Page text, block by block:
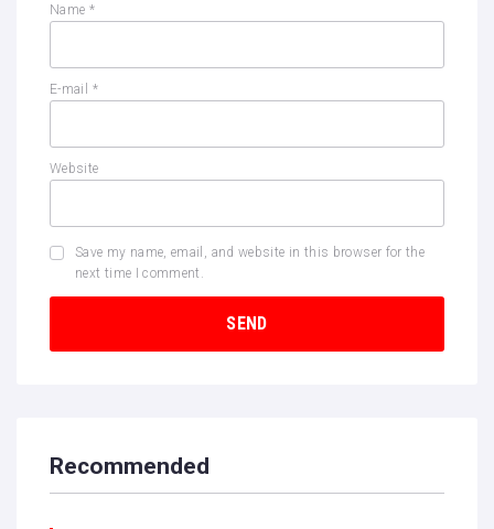
Name *
E-mail *
Website
Save my name, email, and website in this browser for the
next time I comment.
Recommended